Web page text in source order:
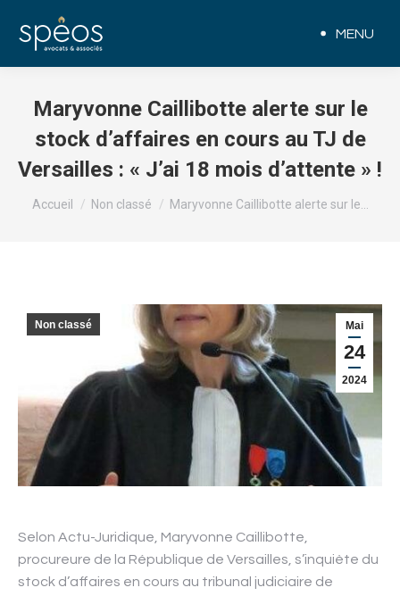
MENU
Maryvonne Caillibotte alerte sur le
stock d’affaires en cours au TJ de
Versailles : « J’ai 18 mois d’attente » !
Accueil Non classé Maryvonne Caillibotte alerte sur le…
Mai
24
2024
Non classé
Selon Actu-Juridique, Maryvonne Caillibotte,
procureure de la République de Versailles, s’inquiète du
stock d’affaires en cours au tribunal judiciaire de